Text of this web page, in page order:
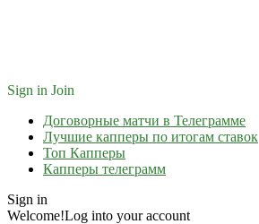
Sign in Join
Договорные матчи в Телеграмме
Лучшие капперы по итогам ставок
Топ Капперы
Капперы телеграмм
Sign in
Welcome!Log into your account